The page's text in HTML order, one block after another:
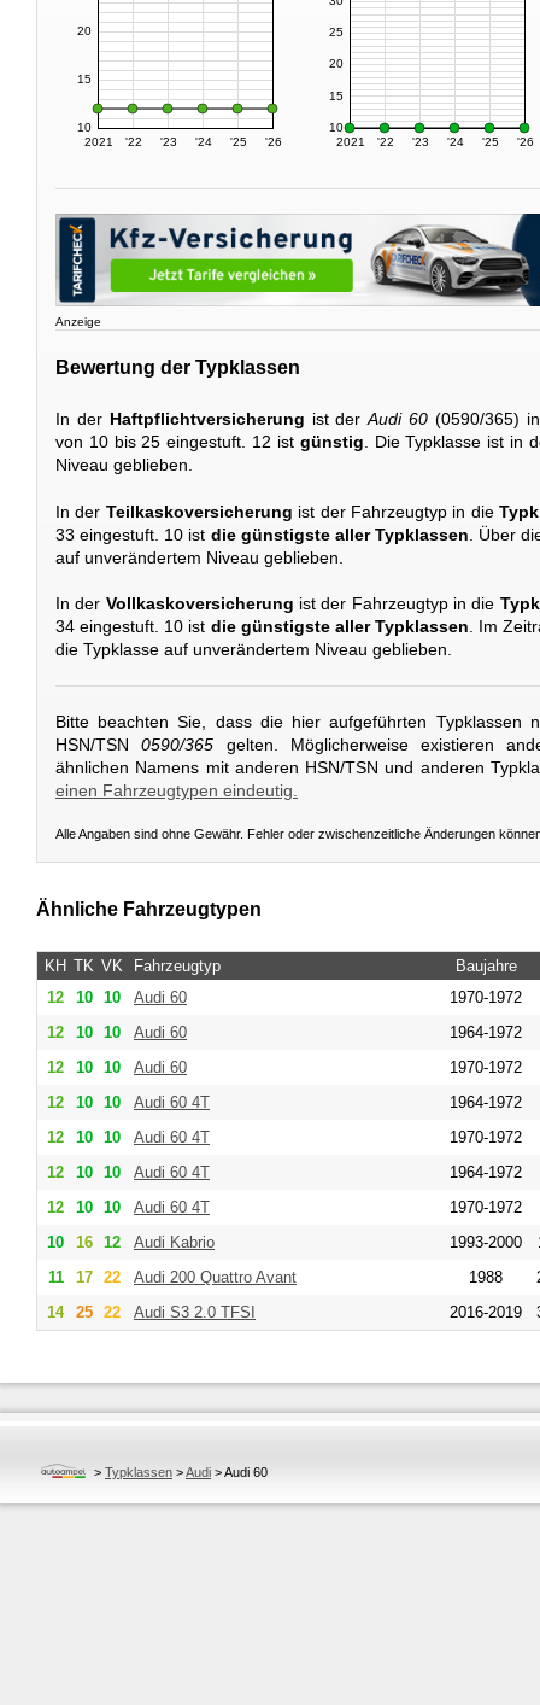
2021 '22 '23 '24 '25 '26
10
15
20
2021 '22 '23 '24 '25 '26
10
15
20
25
Anzeige
Bewertung der Typklassen
In der Haftpflichtversicherung ist derAudi 60 (0590/365)
von 10 bis 25 eingestuft. 12 ist günstig . Die Typklasse ist in
Niveau geblieben.
In der Teilkaskoversicherung ist der Fahrzeugtyp in die
33 eingestuft. 10 ist die günstigste aller Typklassen . Über
auf unverändertem Niveau geblieben.
In der Vollkaskoversicherung ist der Fahrzeugtyp in die
34 eingestuft. 10 ist die günstigste aller Typklassen. Im
die Typklasse auf unverändertem Niveau geblieben.
Bitte beachten Sie, dass die hier aufgeführten Typklassen
HSN/TSN0590/365 gelten. Möglicherweise existieren
ähnlichen Namens mit anderen HSN/TSN und anderen
einen Fahrzeugtypen eindeutig.
Alle Angaben sind ohne Gewähr. Fehler oder zwischenzeitliche Änderungen
Ähnliche Fahrzeugtypen
KH TK VK Fahrzeugtyp Baujahre
12
10 10 Audi 60
1970-1972
12
10 10 Audi 60
1964-1972
12
10 10 Audi 60
1970-1972
12
10 10 Audi 60 4T
1964-1972
12
10 10 Audi 60 4T
1970-1972
12
10 10 Audi 60 4T
1964-1972
12
10 10 Audi 60 4T
1970-1972
10
16 12 Audi Kabrio 1993-2000
11
17 22 Audi 200 Quattro Avant 1988
14
25 22 Audi S3 2.0 TFSI 2016-2019
> Typklassen >Audi >Audi 60